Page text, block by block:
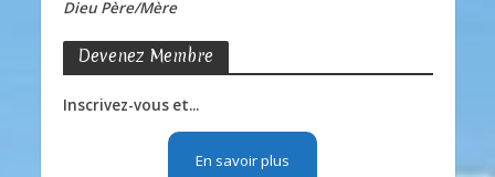
Dieu Père/Mère
Devenez Membre
Inscrivez-vous et...
En savoir plus